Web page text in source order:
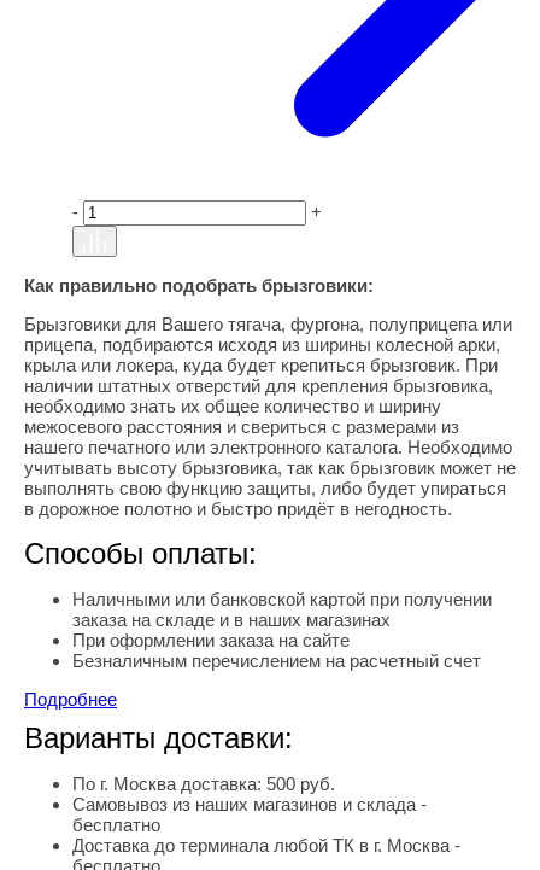
- +
Как правильно подобрать брызговики:
Брызговики для Вашего тягача, фургона, полуприцепа или
прицепа, подбираются исходя из ширины колесной арки,
крыла или локера, куда будет крепиться брызговик. При
наличии штатных отверстий для крепления брызговика,
необходимо знать их общее количество и ширину
межосевого расстояния и свериться с размерами из
нашего печатного или электронного каталога. Необходимо
учитывать высоту брызговика, так как брызговик может не
выполнять свою функцию защиты, либо будет упираться
в дорожное полотно и быстро придёт в негодность.
Способы оплаты:
Наличными или банковской картой при получении
заказа на складе и в наших магазинах
При оформлении заказа на сайте
Безналичным перечислением на расчетный счет
Подробнее
Варианты доставки:
По г. Москва доставка: 500 руб.
Самовывоз из наших магазинов и склада -
бесплатно
Доставка до терминала любой ТК в г. Москва -
бесплатно